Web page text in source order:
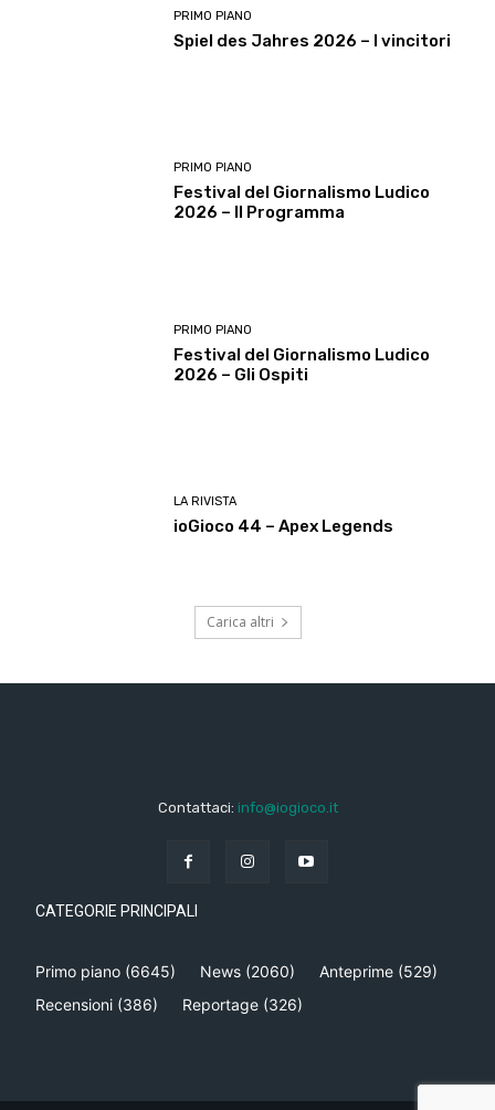
PRIMO PIANO
Spiel des Jahres 2026 – I vincitori
PRIMO PIANO
Festival del Giornalismo Ludico
2026 – Il Programma
PRIMO PIANO
Festival del Giornalismo Ludico
2026 – Gli Ospiti
LA RIVISTA
ioGioco 44 – Apex Legends
Carica altri
Contattaci: info@iogioco.it
CATEGORIE PRINCIPALI
Primo piano (6645) News (2060) Anteprime (529)
Recensioni (386) Reportage (326)